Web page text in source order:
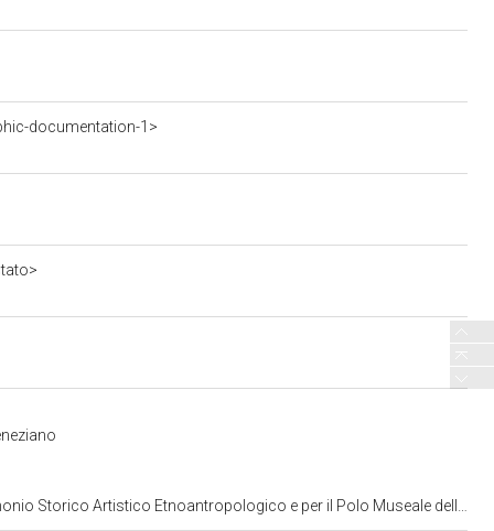
documentation-1>
e per il Polo Museale della citta' di Venezia e dei comuni della gronda lagunare